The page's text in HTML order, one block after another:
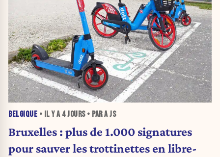
BELGIQUE • IL Y A 4 JOURS• PAR A JS
Bruxelles : plus de 1.000 signatures
pour sauver les trottinettes en libre-